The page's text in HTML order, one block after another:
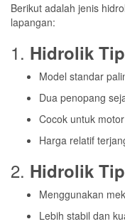
Berikut adalah jenis
lapangan:
1. Hidrolik
Model standar
Dua penopang
Cocok untuk
Harga relatif
2. Hidrolik
Menggunakan
Lebih stabil dan